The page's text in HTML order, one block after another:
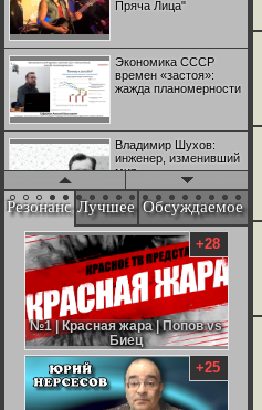
Пряча Лица"
Экономика СССР
времен «застоя»:
жажда планомерности
Владимир Шухов:
инженер, изменивший
мир
"Аркадий Коц" на
эгалите-фесте "Не
Пряча Лица"
Контрапункты
глобализации:
геополитэкономическ
ий анализ
100 лет Ноябрьской
революции в
Резонанс Лучшее Обсуждаемое
№1 | Красная жара | Попов vs
Биец
№1 | Красная жара | Попов vs
Биец
+28
+25